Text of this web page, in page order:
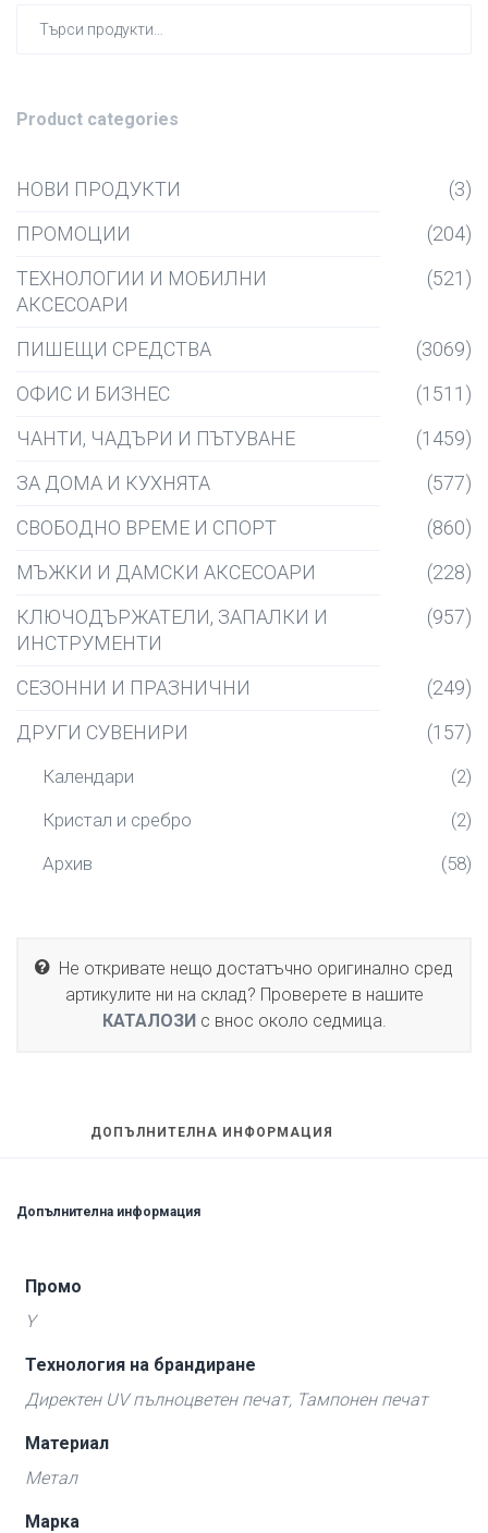
Product categories
НОВИ ПРОДУКТИ
(3)
ПРОМОЦИИ
(204)
ТЕХНОЛОГИИ И МОБИЛНИ
АКСЕСОАРИ
(521)
ПИШЕЩИ СРЕДСТВА
(3069)
ОФИС И БИЗНЕС
(1511)
ЧАНТИ, ЧАДЪРИ И ПЪТУВАНЕ
(1459)
ЗА ДОМА И КУХНЯТА
(577)
СВОБОДНО ВРЕМЕ И СПОРТ
(860)
МЪЖКИ И ДАМСКИ АКСЕСОАРИ
(228)
КЛЮЧОДЪРЖАТЕЛИ, ЗАПАЛКИ И
ИНСТРУМЕНТИ
(957)
СЕЗОННИ И ПРАЗНИЧНИ
(249)
ДРУГИ СУВЕНИРИ
(157)
Календари
(2)
Кристал и сребро
(2)
Архив
(58)
Не откривате нещо достатъчно оригинално сред
артикулите ни на склад? Проверете в нашите
КАТАЛОЗИс внос около седмица.
ДОПЪЛНИТЕЛНА ИНФОРМАЦИЯ
Допълнителна информация
Промо
Y
Технология на брандиране
Директен UV пълноцветен печат, Тампонен печат
Материал
Метал
Марка